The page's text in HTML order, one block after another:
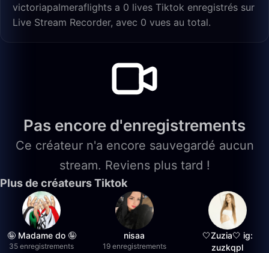
victoriapalmeraflights a 0 lives Tiktok enregistrés sur
Live Stream Recorder, avec 0 vues au total.
Pas encore d'enregistrements
Ce créateur n'a encore sauvegardé aucun
stream. Reviens plus tard !
Plus de créateurs Tiktok
🤪 Madame do 🤪
35 enregistrements
nisaa
19 enregistrements
🤍Zuzia🤍 ig:
zuzkqpl